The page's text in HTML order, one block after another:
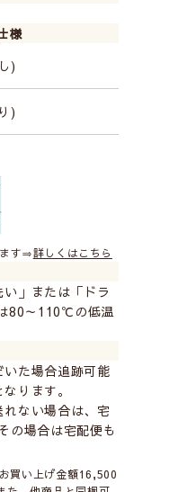
様
)
)
す⇒詳しくはこちら
」または「ドラ
80～110℃の低温
た場合追跡可能
なります。
ない場合は、宅
の場合は宅配便も
買い上げ金額16,500